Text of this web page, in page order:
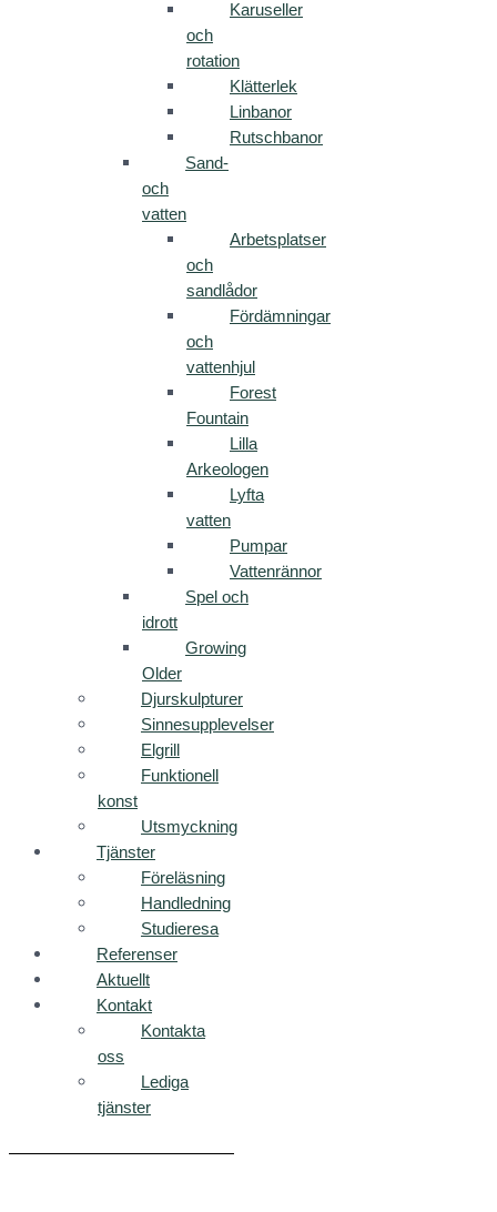
Karuseller
och
rotation
Klätterlek
Linbanor
Rutschbanor
Sand-
och
vatten
Arbetsplatser
och
sandlådor
Fördämningar
och
vattenhjul
Forest
Fountain
Lilla
Arkeologen
Lyfta
vatten
Pumpar
Vattenrännor
Spel och
idrott
Growing
Older
Djurskulpturer
Sinnesupplevelser
Elgrill
Funktionell
konst
Utsmyckning
Tjänster
Föreläsning
Handledning
Studieresa
Referenser
Aktuellt
Kontakt
Kontakta
oss
Lediga
tjänster